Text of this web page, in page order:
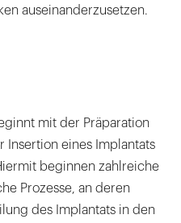
auseinanderzusetzen.
mit der Präparation
Insertion eines Implantats
beginnen zahlreiche
Prozesse, an deren
des Implantats in den